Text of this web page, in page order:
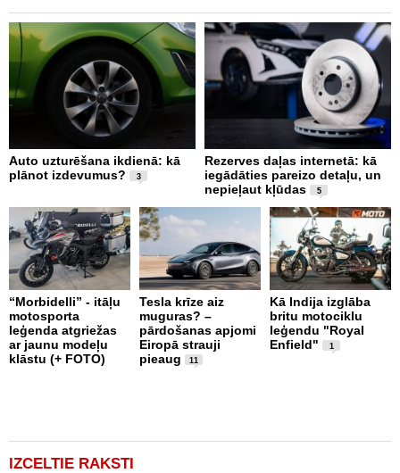
Auto uzturēšana ikdienā: kā
plānot izdevumus?
3
Rezerves daļas internetā: kā
iegādāties pareizo detaļu, un
nepieļaut kļūdas
5
“Morbidelli” - itāļu
motosporta
leģenda atgriežas
ar jaunu modeļu
klāstu (+ FOTO)
Tesla krīze aiz
muguras? –
pārdošanas apjomi
Eiropā strauji
pieaug
11
Kā Indija izglāba
britu motociklu
leģendu "Royal
Enfield"
1
IZCELTIE RAKSTI